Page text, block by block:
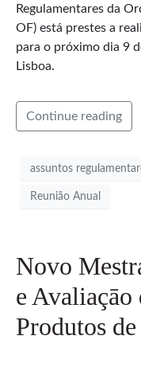
Regulamentares da
OF) está prestes a
para o próximo dia 9
Lisboa.
Continue reading
assuntos
Reunião Anual
Novo
e
Produtos